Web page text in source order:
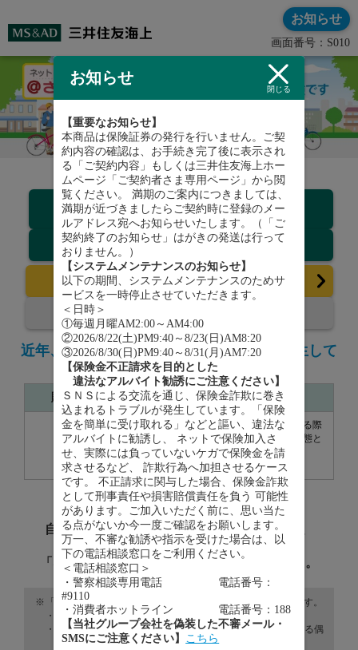
お知らせ
画面番号：S010
契約プラン
・コース
補償内容
お申込みはこちら
近年、自転車事故による高額賠償事故が発生して
います。
賠償命令額 事故の概要
約9,500万円
小学生の児童が自転車で坂を下っている際
に女性と衝突。被害者は寝たきりの状態と
なった。
（神戸地裁 ２０１３年７月４日判決）
自転車事故による相手への高額な賠償責任
ご自身のケガに備えることのできる、
「ネットde保険＠さいくる」をご用意しました。
「ネットde保険＠さいくる」の補償範囲は、以下のとおりです。
・ケガの補償は自転車事故が補償対象です。
・賠償責任の補償は、日本国内外における日常生活に起因する偶
然な事故が補償対象です。
お知らせ
閉じる
【重要なお知らせ】
本商品は保険証券の発行を行いません。ご契
約内容の確認は、お手続き完了後に表示され
る「ご契約内容」もしくは三井住友海上ホー
ムページ「ご契約者さま専用ページ」から閲
覧ください。 満期のご案内につきましては、
満期が近づきましたらご契約時に登録のメー
ルアドレス宛へお知らせいたします。（「ご
契約終了のお知らせ」はがきの発送は行って
おりません。）
【システムメンテナンスのお知らせ】
以下の期間、システムメンテナンスのためサ
ービスを一時停止させていただきます。
＜日時＞
①毎週月曜AM2:00～AM4:00
②2026/8/22(土)PM9:40～8/23(日)AM8:20
③2026/8/30(日)PM9:40～8/31(月)AM7:20
【保険金不正請求を目的とした
違法なアルバイト勧誘にご注意ください】
ＳＮＳによる交流を通じ、保険金詐欺に巻き
込まれるトラブルが発生しています。「保険
金を簡単に受け取れる」などと謳い、違法な
アルバイトに勧誘し、 ネットで保険加入さ
せ、実際には負っていないケガで保険金を請
求させるなど、 詐欺行為へ加担させるケース
です。 不正請求に関与した場合、保険金詐欺
として刑事責任や損害賠償責任を負う 可能性
があります。ご加入いただく前に、思い当た
る点がないか今一度ご確認をお願いします。
万一、不審な勧誘や指示を受けた場合は、以
下の電話相談窓口をご利用ください。
＜電話相談窓口＞
・警察相談専用電話 電話番号：
#9110
・消費者ホットライン 電話番号：188
【当社グループ会社を偽装した不審メール・
SMSにご注意ください】 こちら